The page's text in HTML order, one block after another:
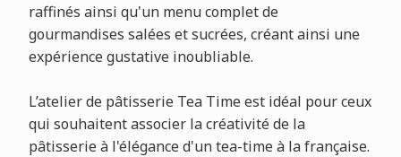
raffinés ainsi qu'un menu complet de
gourmandises salées et sucrées, créant ainsi une
expérience gustative inoubliable.
L’atelier de pâtisserie Tea Time est idéal pour ceux
qui souhaitent associer la créativité de la
pâtisserie à l'élégance d'un tea-time à la française.